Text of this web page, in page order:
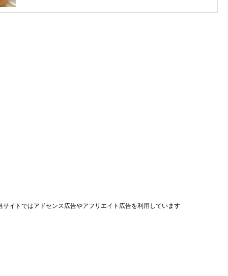
サイトではアドセンス広告やアフリエイト広告を利用しています